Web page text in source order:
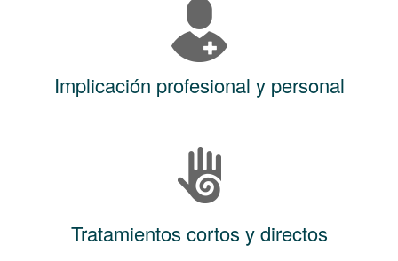
Implicación profesional y personal
Tratamientos cortos y directos